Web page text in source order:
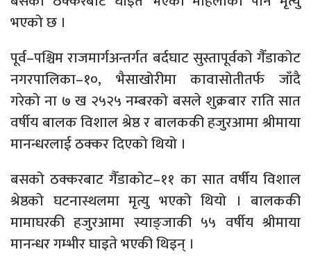
भएको छ ।
पूर्व–पश्चिम राजमार्गअन्तर्गत बर्दघाट सुस्तापूर्वको गैँडाकोट
नगरपालिका–१०, भैसाखोरीमा कावासोतीतर्फ जाँदै
गरेको ना ७ ख २५२५ नम्बरको बसले शुक्रबार राति सात
वर्षीय बालक विशाल श्रेष्ठ र बालककी हजुरआमा श्रीमाया
मानन्धरलाई ठक्कर दिएको थियो ।
बसको ठक्करबाट गैँडाकोट–११ का सात वर्षीय विशाल
श्रेष्ठको घटनास्थलमा मृत्यु भएको थियो । बालककी
मामाघरकी हजुरआमा स्याङ्जाकी ५५ वर्षीय श्रीमाया
मानन्धर गम्भीर घाइते भएकी थिइन् ।